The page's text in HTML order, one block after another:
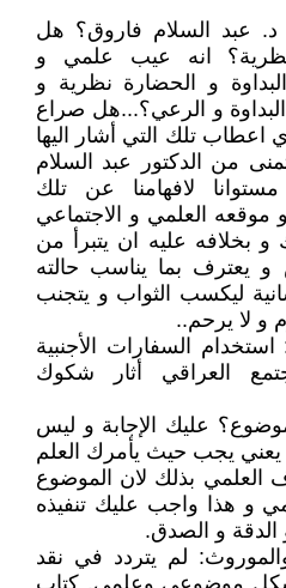
عبد السلام فاروق؟ هل
انه عيب علمي و
و الحضارة نظرية و
و الرعي؟...هل صراع
اعطاب تلك التي أشار اليها
من الدكتور عبد السلام
لافهامنا عن تلك
موقعه العلمي و الاجتماعي
بخلافه عليه ان يتبرأ من
يعترف بما يناسب حالته
ليكسب الثواب و يتجنب
و لا يرحم..
استخدام السفارات الأجنبية
العراقي أثار شكوك
عليك الإجابة و ليس
يجب حيث يأمرك العلم
العلمي بذلك لان الموضوع
و هذا واجب عليك تنفيذه
الدقة و الصدق.
لم يتردد في نقد